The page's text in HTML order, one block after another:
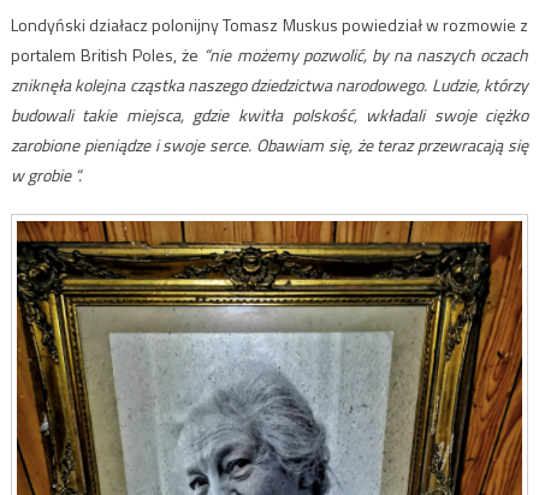
Londyński działacz polonijny Tomasz Muskus powiedział w rozmowie z
portalem British Poles, że “nie możemy pozwolić, by na naszych oczach
zniknęła kolejna cząstka naszego dziedzictwa narodowego. Ludzie, którzy
budowali takie miejsca, gdzie kwitła polskość, wkładali swoje ciężko
zarobione pieniądze i swoje serce. Obawiam się, że teraz przewracają się
w grobie “.